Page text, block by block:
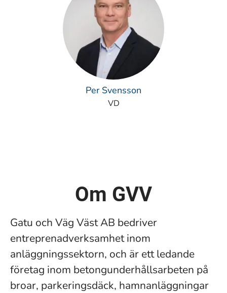
Per Svensson
VD
Om GVV
Gatu och Väg Väst AB bedriver
entreprenadverksamhet inom
anläggningssektorn, och är ett ledande
företag inom betongunderhållsarbeten på
broar, parkeringsdäck, hamnanläggningar